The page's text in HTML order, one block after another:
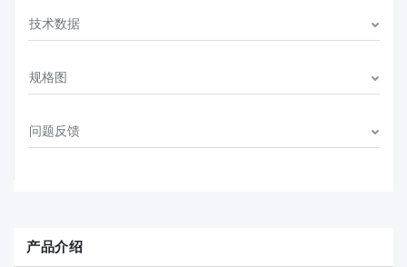
技术数据
规格图
问题反馈
产品介绍